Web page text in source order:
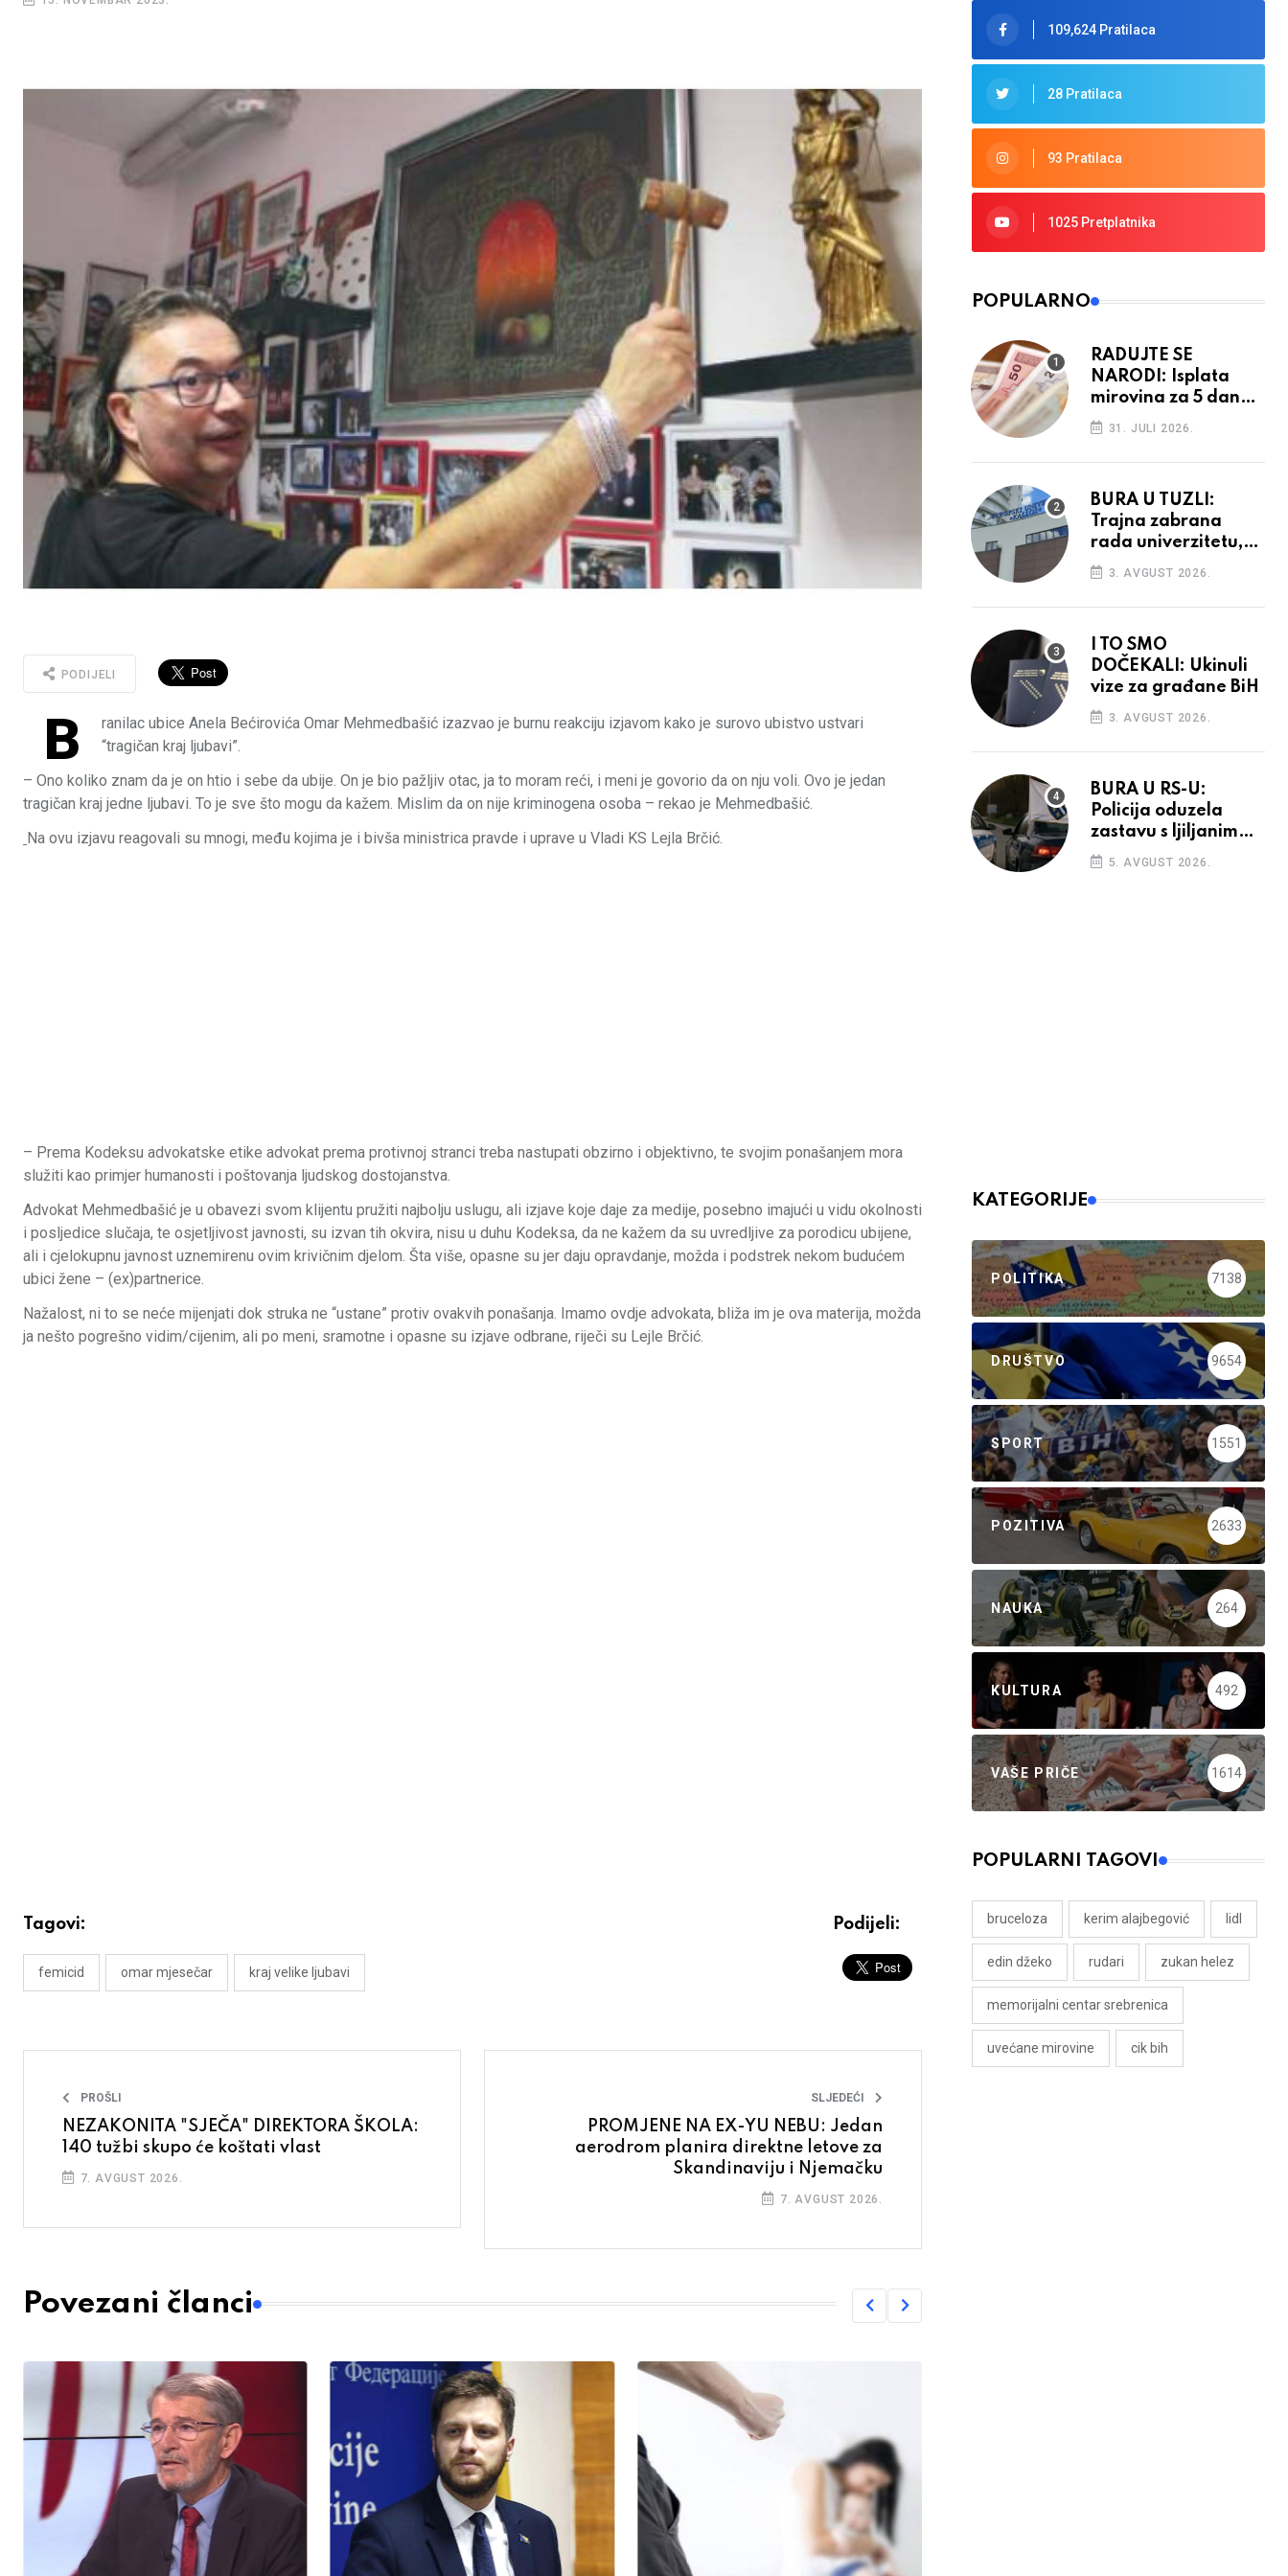
PODIJELI
B
ranilac ubice Anela Bećirovića Omar Mehmedbašić izazvao je burnu reakciju izjavom kako je surovo ubistvo ustvari
“tragičan kraj ljubavi”.
– Ono koliko znam da je on htio i sebe da ubije. On je bio pažljiv otac, ja to moram reći, i meni je govorio da on nju voli. Ovo je jedan
tragičan kraj jedne ljubavi. To je sve što mogu da kažem. Mislim da on nije kriminogena osoba – rekao je Mehmedbašić.
Na ovu izjavu reagovali su mnogi, među kojima je i bivša ministrica pravde i uprave u Vladi KS Lejla Brčić.
– Prema Kodeksu advokatske etike advokat prema protivnoj stranci treba nastupati obzirno i objektivno, te svojim ponašanjem mora
služiti kao primjer humanosti i poštovanja ljudskog dostojanstva.
Advokat Mehmedbašić je u obavezi svom klijentu pružiti najbolju uslugu, ali izjave koje daje za medije, posebno imajući u vidu okolnosti
i posljedice slučaja, te osjetljivost javnosti, su izvan tih okvira, nisu u duhu Kodeksa, da ne kažem da su uvredljive za porodicu ubijene,
ali i cjelokupnu javnost uznemirenu ovim krivičnim djelom. Šta više, opasne su jer daju opravdanje, možda i podstrek nekom budućem
ubici žene – (ex)partnerice.
Nažalost, ni to se neće mijenjati dok struka ne “ustane” protiv ovakvih ponašanja. Imamo ovdje advokata, bliža im je ova materija, možda
ja nešto pogrešno vidim/cijenim, ali po meni, sramotne i opasne su izjave odbrane, riječi su Lejle Brčić.
Tagovi:
femicid omar mjesečar kraj velike ljubavi
Podijeli:
PROŠLI
NEZAKONITA "SJEČA" DIREKTORA ŠKOLA:
140 tužbi skupo će koštati vlast
7. AVGUST 2026.
SLJEDEĆI
PROMJENE NA EX-YU NEBU: Jedan
aerodrom planira direktne letove za
Skandinaviju i Njemačku
7. AVGUST 2026.
Povezani članci
109,624 Pratilaca
28 Pratilaca
93 Pratilaca
1025 Pretplatnika
POPULARNO
RADUJTE SE
NARODI: Isplata
mirovina za 5 dana,
retroaktivna
povećanja
31. JULI 2026.
BURA U TUZLI:
Trajna zabrana
rada univerzitetu,
provedba sudskih
odluka
3. AVGUST 2026.
I TO SMO
DOČEKALI: Ukinuli
vize za građane BiH
3. AVGUST 2026.
BURA U RS-U:
Policija oduzela
zastavu s ljiljanima,
uručila prekršajni
nalog
5. AVGUST 2026.
KATEGORIJE
POLITIKA 7138
DRUŠTVO 9654
SPORT 1551
POZITIVA 2633
NAUKA 264
KULTURA 492
VAŠE PRIČE 1614
POPULARNI TAGOVI
bruceloza kerim alajbegović lidl
edin džeko rudari zukan helez
memorijalni centar srebrenica
uvećane mirovine cik bih